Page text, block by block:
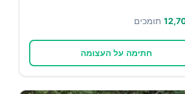
תומכים
חתימה על העצומה